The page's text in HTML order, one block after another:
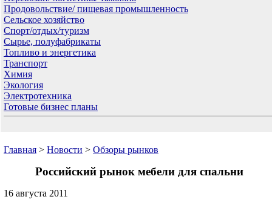
Продовольствие/ пищевая промышленность
Сельское хозяйство
Спорт/отдых/туризм
Сырье, полуфабрикаты
Топливо и энергетика
Транспорт
Химия
Экология
Электротехника
Готовые бизнес планы
Главная > Новости > Обзоры рынков
Российский рынок мебели для спальни
16 августа 2011